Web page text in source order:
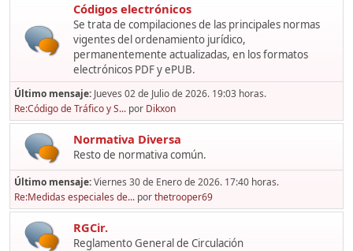
Códigos electrónicos
Se trata de compilaciones de las principales normas
vigentes del ordenamiento jurídico,
permanentemente actualizadas, en los formatos
electrónicos PDF y ePUB.
Último mensaje: Jueves 02 de Julio de 2026. 19:03 horas.
Re:Código de Tráfico y S... por Dikxon
Normativa Diversa
Resto de normativa común.
Último mensaje:Viernes 30 de Enero de 2026. 17:40 horas.
Re:Medidas especiales de... porthetrooper69
RGCir.
Reglamento General de Circulación